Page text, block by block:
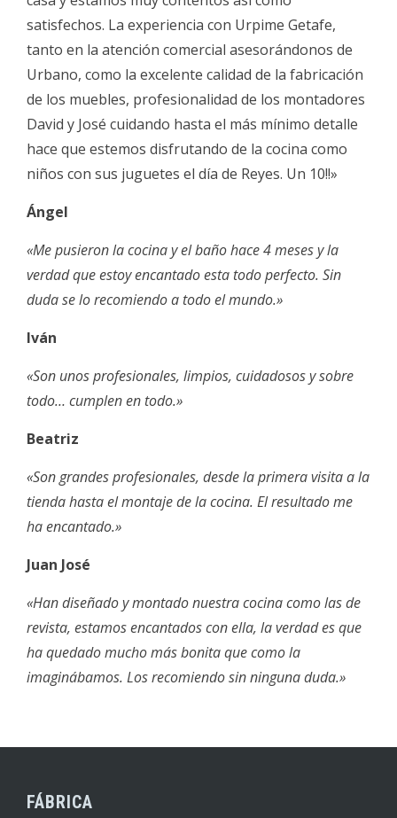
satisfechos. La experiencia con Urpime Getafe,
tanto en la atención comercial asesorándonos de
Urbano, como la excelente calidad de la fabricación
de los muebles, profesionalidad de los montadores
David y José cuidando hasta el más mínimo detalle
hace que estemos disfrutando de la cocina como
niños con sus juguetes el día de Reyes. Un 10!!»
Ángel
«Me pusieron la cocina y el baño hace 4 meses y la
verdad que estoy encantado esta todo perfecto. Sin
duda se lo recomiendo a todo el mundo.»
Iván
«Son unos profesionales, limpios, cuidadosos y sobre
todo… cumplen en todo.»
Beatriz
«Son grandes profesionales, desde la primera visita a la
tienda hasta el montaje de la cocina. El resultado me
ha encantado.»
Juan José
«Han diseñado y montado nuestra cocina como las de
revista, estamos encantados con ella, la verdad es que
ha quedado mucho más bonita que como la
imaginábamos. Los recomiendo sin ninguna duda.»
FÁBRICA